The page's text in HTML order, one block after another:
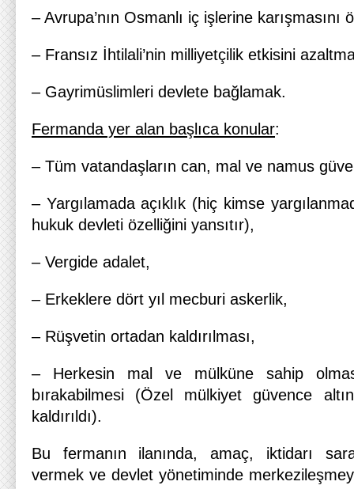
– Avrupa’nın Osmanlı iç işlerine karışmasını
– Fransız İhtilali’nin milliyetçilik etkisini
– Gayrimüslimleri devlete bağlamak.
Fermanda yer alan başlıca konular:
– Tüm vatandaşların can, mal ve namus
– Yargılamada açıklık (hiç kimse
hukuk devleti özelliğini yansıtır),
– Vergide adalet,
– Erkeklere dört yıl mecburi askerlik,
– Rüşvetin ortadan kaldırılması,
– Herkesin mal ve mülküne sahip
bırakabilmesi (Özel mülkiyet güvence
kaldırıldı).
Bu fermanın ilanında, amaç, iktidarı
vermek ve devlet yönetiminde